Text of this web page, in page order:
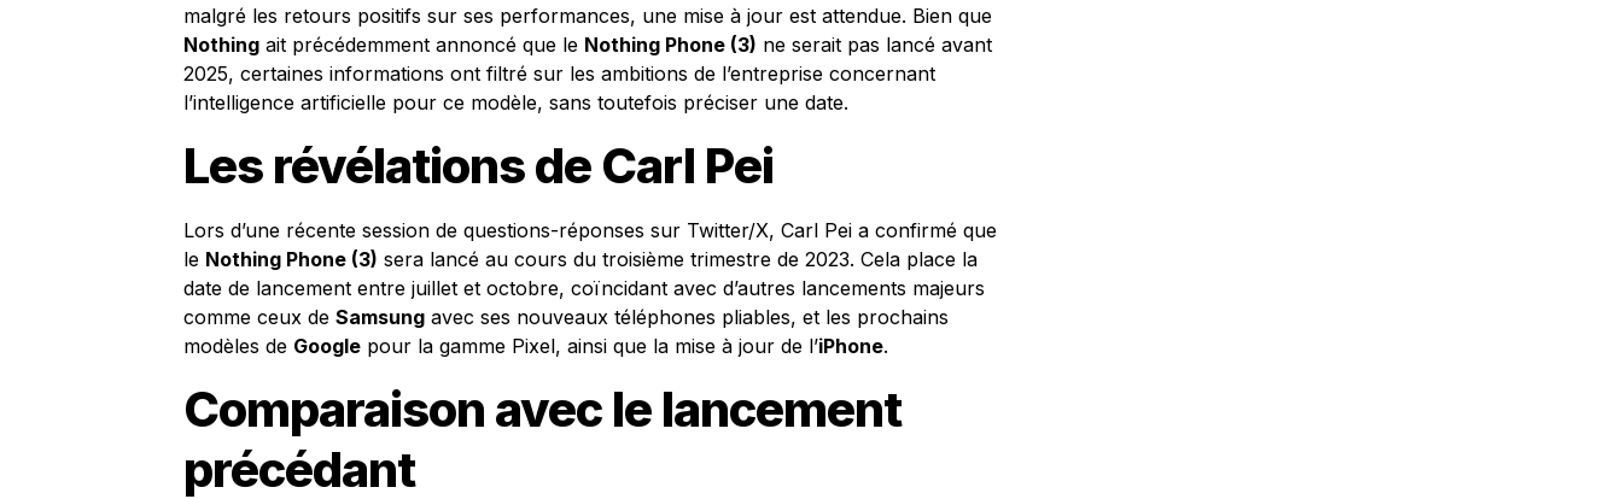
malgré les retours positifs sur ses performances, une mise à jour est attendue. Bien que
Nothing ait précédemment annoncé que le Nothing Phone (3) ne serait pas lancé avant
2025, certaines informations ont filtré sur les ambitions de l’entreprise concernant
l’intelligence artificielle pour ce modèle, sans toutefois préciser une date.
Les révélations de Carl Pei
Lors d’une récente session de questions-réponses sur Twitter/X, Carl Pei a confirmé que
le Nothing Phone (3) sera lancé au cours du troisième trimestre de 2023. Cela place la
date de lancement entre juillet et octobre, coïncidant avec d’autres lancements majeurs
comme ceux de Samsung avec ses nouveaux téléphones pliables, et les prochains
modèles de Google pour la gamme Pixel, ainsi que la mise à jour de l’iPhone.
Comparaison avec le lancement
précédant